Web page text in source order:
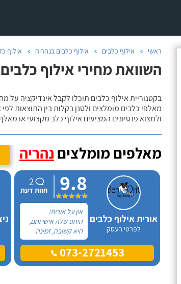
ראשי אילוף כלבים אילוף כלבים בנהריה אילוף
השוואת מחירי אילוף
בקטגוריית אילוף כלבים תוכלו לקבל אינדיקציה על
מאלפי כלבים מומלצים ולסנן בקלות בין התוצאות
ולמצוא פנסיונים המציעים אילוף כלב מקצועי או
מאלפים מומלצים נהריה
אורית אילוף כלבים
לפרטי העסק
9.8
2
חוות דעת
אין על אורית!
היחס שלה אישי וחם,
היא קשובה, זמינה
און-ליין לכל שאלה
ובאמת שמגיעות לה
רק מחמאות. אל
073-2721453